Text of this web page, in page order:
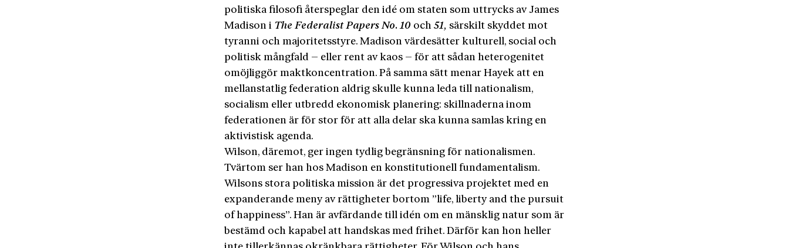
politiska filosofi återspeglar den idé om staten som uttrycks av James
Madison i The Federalist Papers No. 10 och51, särskilt skyddet mot
tyranni och majoritetsstyre. Madison värdesätter kulturell, social och
politisk mångfald – eller rent av kaos – för att sådan heterogenitet
omöjliggör maktkoncentration. På samma sätt menar Hayek att en
mellanstatlig federation aldrig skulle kunna leda till nationalism,
socialism eller utbredd ekonomisk planering: skillnaderna inom
federationen är för stor för att alla delar ska kunna samlas kring en
aktivistisk agenda.
Wilson, däremot, ger ingen tydlig begränsning för nationalismen.
Tvärtom ser han hos Madison en konstitutionell fundamentalism.
Wilsons stora politiska mission är det progressiva projektet med en
expanderande meny av rättigheter bortom ”life, liberty and the pursuit
of happiness”. Han är avfärdande till idén om en mänsklig natur som är
bestämd och kapabel att handskas med frihet. Därför kan hon heller